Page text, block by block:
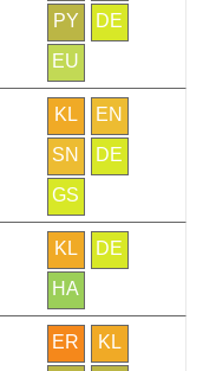
PY
DE
EU
KL
EN
SN
DE
GS
KL
DE
HA
ER
KL